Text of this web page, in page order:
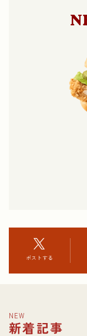
ポストする
NEW
新着記事